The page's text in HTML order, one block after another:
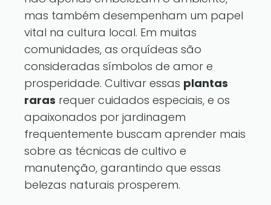
mas também desempenham um papel
vital na cultura local. Em muitas
comunidades, as orquídeas são
consideradas símbolos de amor e
prosperidade. Cultivar essas plantas
raras requer cuidados especiais, e os
apaixonados por jardinagem
frequentemente buscam aprender mais
sobre as técnicas de cultivo e
manutenção, garantindo que essas
belezas naturais prosperem.